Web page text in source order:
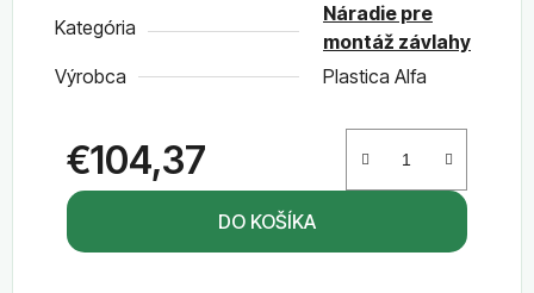
Kategória
Náradie pre
montáž závlahy
Výrobca
Plastica Alfa
€104,37
Jednotková cena:
DO KOŠÍKA